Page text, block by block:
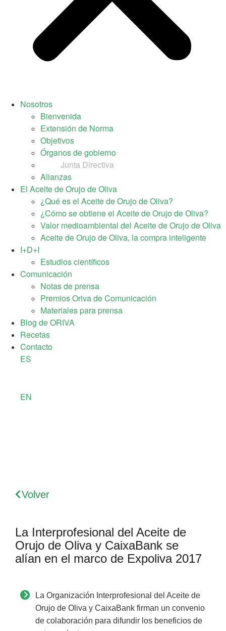
Nosotros
Bienvenida
Extensión de Norma
Objetivos
Órganos de gobierno
Junta Directiva
Alianzas
El Aceite de Orujo de Oliva
¿Qué es el Aceite de Orujo de Oliva?
¿Cómo se obtiene el Aceite de Orujo de Oliva?
Valor medioambiental del Aceite de Orujo de Oliva
Aceite de Orujo de Oliva, la compra inteligente
I+D+I
Estudios científicos
Comunicación
Notas de prensa
Premios Oriva de Comunicación
Materiales para prensa
Blog de ORIVA
Recetas
Contacto
ES
EN
Volver
La Interprofesional del Aceite de
Orujo de Oliva y CaixaBank se
alían en el marco de Expoliva 2017
La Organización Interprofesional del Aceite de
Orujo de Oliva y CaixaBank firman un convenio
de colaboración para difundir los beneficios de